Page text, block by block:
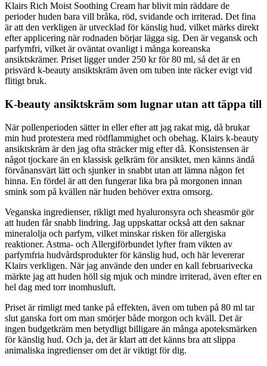
Klairs Rich Moist Soothing Cream har blivit min räddare de
perioder huden bara vill bråka, röd, svidande och irriterad. Det fina
är att den verkligen är utvecklad för känslig hud, vilket märks direkt
efter applicering när rodnaden börjar lägga sig. Den är vegansk och
parfymfri, vilket är oväntat ovanligt i många koreanska
ansiktskrämer. Priset ligger under 250 kr för 80 ml, så det är en
prisvärd k-beauty ansiktskräm även om tuben inte räcker evigt vid
flitigt bruk.
K-beauty ansiktskräm som lugnar utan att täppa till
När pollenperioden sätter in eller efter att jag rakat mig, då brukar
min hud protestera med rödflammighet och obehag. Klairs k-beauty
ansiktskräm är den jag ofta sträcker mig efter då. Konsistensen är
något tjockare än en klassisk gelkräm för ansiktet, men känns ändå
förvånansvärt lätt och sjunker in snabbt utan att lämna någon fet
hinna. En fördel är att den fungerar lika bra på morgonen innan
smink som på kvällen när huden behöver extra omsorg.
Veganska ingredienser, rikligt med hyaluronsyra och sheasmör gör
att huden får snabb lindring. Jag uppskattar också att den saknar
mineralolja och parfym, vilket minskar risken för allergiska
reaktioner. Astma- och Allergiförbundet lyfter fram vikten av
parfymfria hudvårdsprodukter för känslig hud, och här levererar
Klairs verkligen. När jag använde den under en kall februarivecka
märkte jag att huden höll sig mjuk och mindre irriterad, även efter en
hel dag med torr inomhusluft.
Priset är rimligt med tanke på effekten, även om tuben på 80 ml tar
slut ganska fort om man smörjer både morgon och kväll. Det är
ingen budgetkräm men betydligt billigare än många apoteksmärken
för känslig hud. Och ja, det är klart att det känns bra att slippa
animaliska ingredienser om det är viktigt för dig.